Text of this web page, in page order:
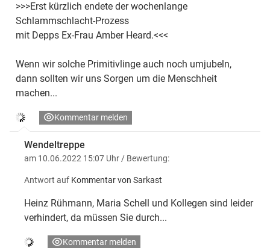
>>>Erst kürzlich endete der wochenlange
Schlammschlacht-Prozess
mit Depps Ex-Frau Amber Heard.<<<
Wenn wir solche Primitivlinge auch noch umjubeln,
dann sollten wir uns Sorgen um die Menschheit
machen...
Kommentar melden
Wendeltreppe
am 10.06.2022 15:07 Uhr / Bewertung:
Antwort auf Kommentar von Sarkast
Heinz Rühmann, Maria Schell und Kollegen sind leider
verhindert, da müssen Sie durch...
Kommentar melden